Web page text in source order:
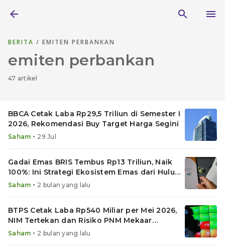
BERITA / EMITEN PERBANKAN
emiten perbankan
47 artikel
BBCA Cetak Laba Rp29,5 Triliun di Semester I
2026, Rekomendasi Buy Target Harga Segini
Saham • 29 Jul
Gadai Emas BRIS Tembus Rp13 Triliun, Naik
100%: Ini Strategi Ekosistem Emas dari Hulu
ke Hilir
Saham • 2 bulan yang lalu
BTPS Cetak Laba Rp540 Miliar per Mei 2026,
NIM Tertekan dan Risiko PNM Mekaar
Membayangi
Saham • 2 bulan yang lalu